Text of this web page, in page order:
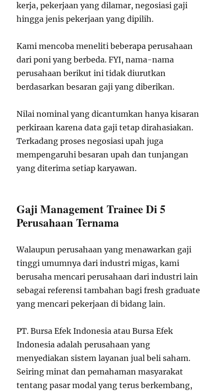
kerja, pekerjaan yang dilamar, negosiasi gaji
hingga jenis pekerjaan yang dipilih.
Kami mencoba meneliti beberapa perusahaan
dari poni yang berbeda. FYI, nama-nama
perusahaan berikut ini tidak diurutkan
berdasarkan besaran gaji yang diberikan.
Nilai nominal yang dicantumkan hanya kisaran
perkiraan karena data gaji tetap dirahasiakan.
Terkadang proses negosiasi upah juga
mempengaruhi besaran upah dan tunjangan
yang diterima setiap karyawan.
Gaji Management Trainee Di 5
Perusahaan Ternama
Walaupun perusahaan yang menawarkan gaji
tinggi umumnya dari industri migas, kami
berusaha mencari perusahaan dari industri lain
sebagai referensi tambahan bagi fresh graduate
yang mencari pekerjaan di bidang lain.
PT. Bursa Efek Indonesia atau Bursa Efek
Indonesia adalah perusahaan yang
menyediakan sistem layanan jual beli saham.
Seiring minat dan pemahaman masyarakat
tentang pasar modal yang terus berkembang,